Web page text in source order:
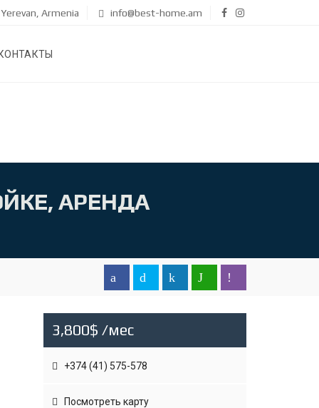
Armenia info@best-home.am
АРЕНДА
3,800$ /мес
+374 (41) 575-578
Посмотреть карту